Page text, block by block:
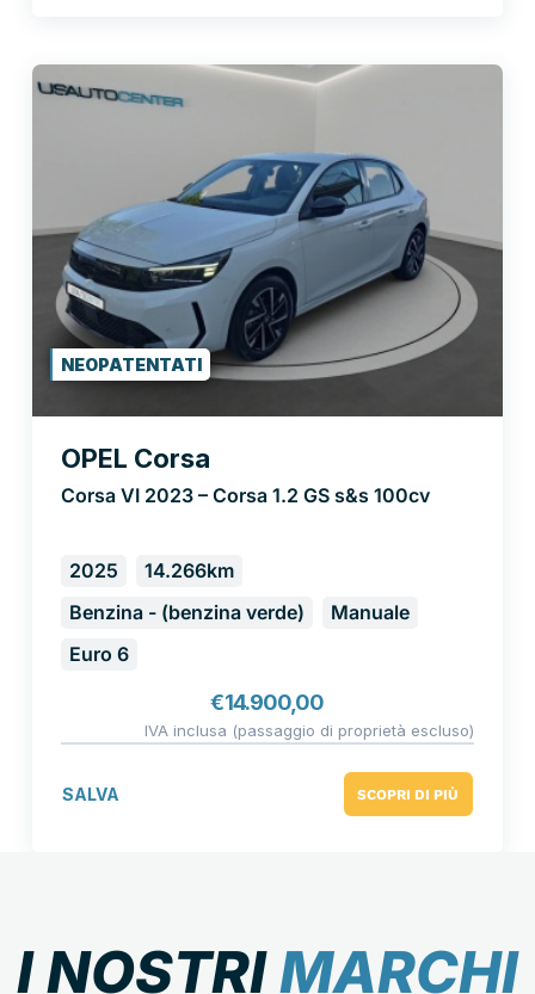
NEOPATENTATI
OPEL Corsa
Corsa VI 2023 – Corsa 1.2 GS s&s 100cv
2025
14.266km
Benzina - (benzina verde)
Manuale
Euro 6
€14.900,00
IVA inclusa (passaggio di proprietà escluso)
SALVA SCOPRI DI PIÙ
I NOSTRIMARCHI